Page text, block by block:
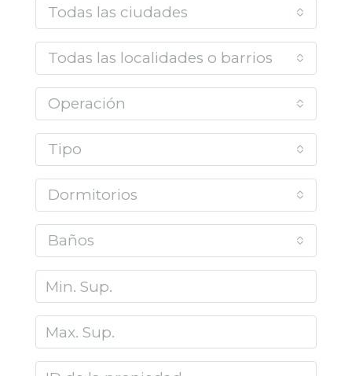
Todas las ciudades
Todas las localidades o barrios
Operación
Tipo
Dormitorios
Baños